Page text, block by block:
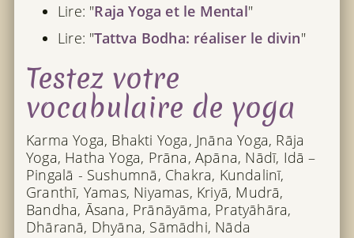
Lire: "Raja Yoga et le Mental"
Lire: "Tattva Bodha: réaliser le divin"
Testez votre
vocabulaire de yoga
Karma Yoga, Bhakti Yoga, Jnāna Yoga, Rāja
Yoga, Hatha Yoga, Prāna, Apāna, Nādī, Idā –
Pingalā - Sushumnā, Chakra, Kundalinī,
Granthī, Yamas, Niyamas, Kriyā, Mudrā,
Bandha, Āsana, Prānāyāma, Pratyāhāra,
Dhāranā, Dhyāna, Sāmādhi, Nāda